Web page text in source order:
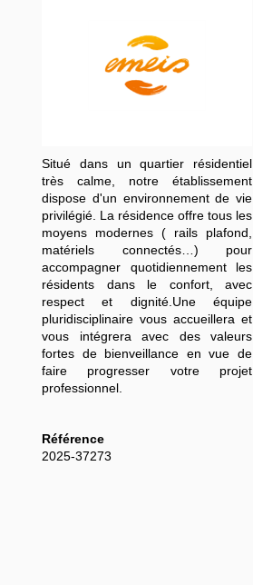
Situé dans un quartier résidentiel
très calme, notre établissement
dispose d'un environnement de vie
privilégié. La résidence offre tous les
moyens modernes ( rails plafond,
matériels connectés…) pour
accompagner quotidiennement les
résidents dans le confort, avec
respect et dignité.Une équipe
pluridisciplinaire vous accueillera et
vous intégrera avec des valeurs
fortes de bienveillance en vue de
faire progresser votre projet
professionnel.
Référence
2025-37273